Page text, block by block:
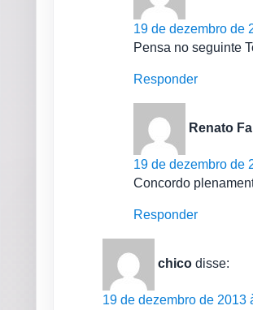
19 de dezembro de
Pensa no seguinte
Responder
Renato
19 de dezembro de
Concordo
Responder
chico disse:
19 de dezembro de 2013